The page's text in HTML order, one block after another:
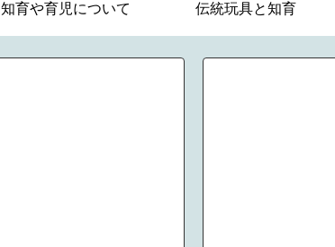
知育や育児について 伝統玩具と知育